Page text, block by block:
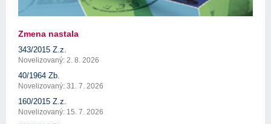
Zmena nastala
343/2015 Z.z.
Novelizovaný: 2. 8. 2026
40/1964 Zb.
Novelizovaný: 31. 7. 2026
160/2015 Z.z.
Novelizovaný: 15. 7. 2026